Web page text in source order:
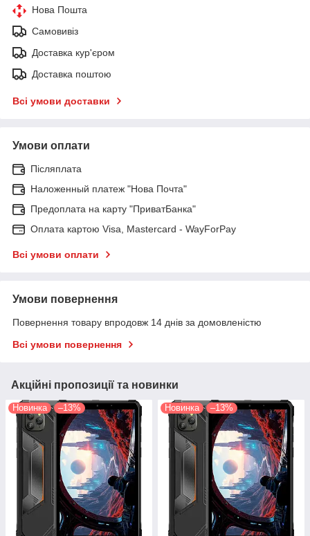
Нова Пошта
Самовивіз
Доставка кур'єром
Доставка поштою
Всі умови доставки
Умови оплати
Післяплата
Наложенный платеж "Нова Почта"
Предоплата на карту "ПриватБанка"
Оплата картою Visa, Mastercard - WayForPay
Всі умови оплати
Умови повернення
Повернення товару впродовж 14 днів за домовленістю
Всі умови повернення
Акційні пропозиції та новинки
Новинка –13% Новинка –13%